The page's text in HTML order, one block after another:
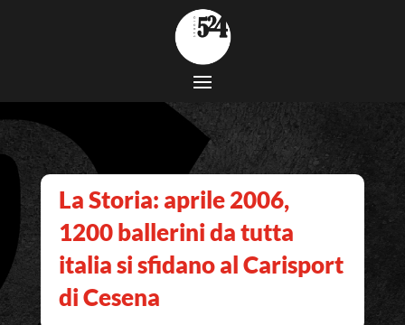
La Storia: aprile 2006,
1200 ballerini da tutta
italia si sfidano al Carisport
di Cesena